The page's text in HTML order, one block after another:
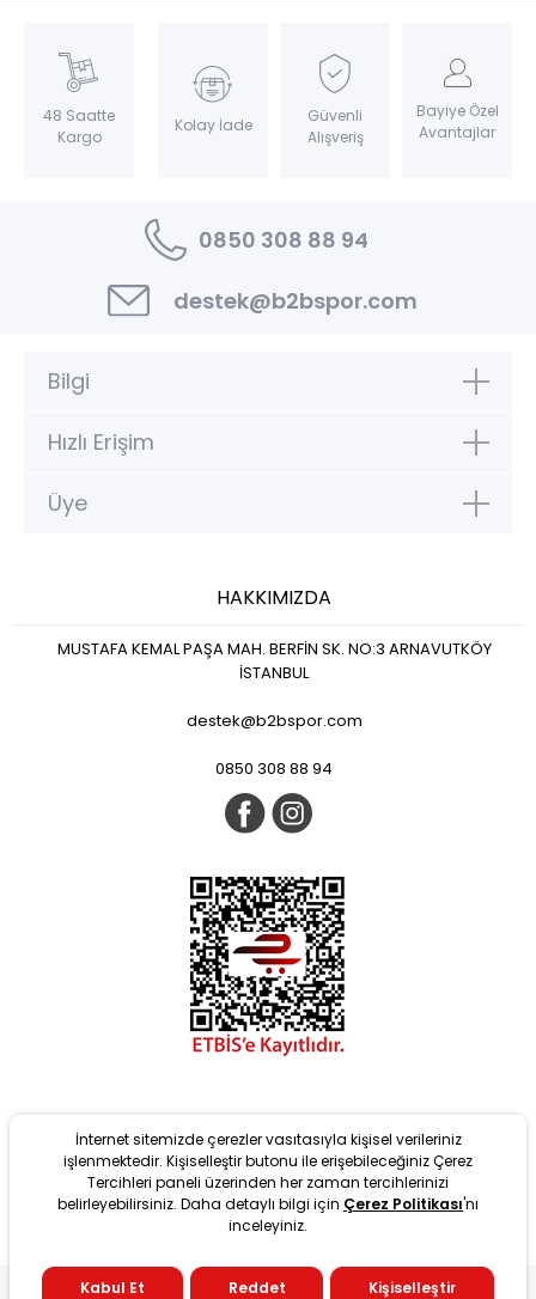
Yeni
48 Saatte
Kargo
Kolay İade
Güvenli
Alışveriş
Bayiye Özel
Avantajlar
0850 308 88 94
destek@b2bspor.com
Bilgi
Hızlı Erişim
Üye
HAKKIMIZDA
MUSTAFA KEMAL PAŞA MAH. BERFİN SK. NO:3 ARNAVUTKÖY
İSTANBUL
destek@b2bspor.com
0850 308 88 94
tarafından T-Soft Altyapısıyla geliştirilmiştir. #OD 2022 Copyright
İnternet sitemizde çerezler vasıtasıyla kişisel verileriniz
işlenmektedir. Kişiselleştir butonu ile erişebileceğiniz Çerez
Tercihleri paneli üzerinden her zaman tercihlerinizi
belirleyebilirsiniz. Daha detaylı bilgi için Çerez Politikası'nı
inceleyiniz.
Kabul Et Reddet Kişiselleştir